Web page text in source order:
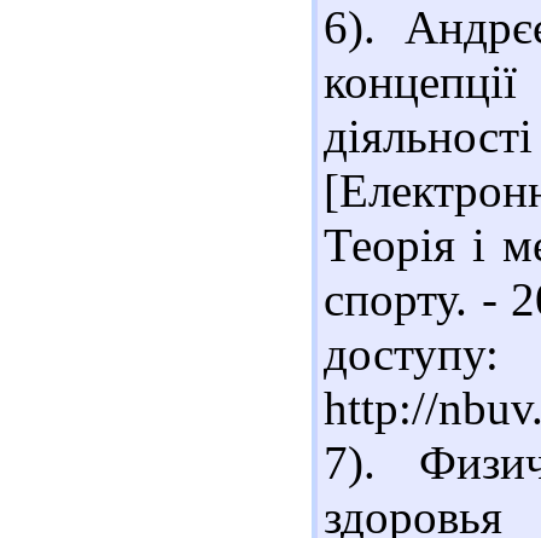
6).
Теорія і
спорту. -
доступу:
http://
7).